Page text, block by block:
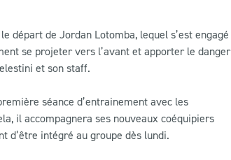
départ de Jordan Lotomba, lequel s’est engagé
se projeter vers l’avant et apporter le danger
et son staff.
séance d’entrainement avec les
il accompagnera ses nouveaux coéquipiers
d’être intégré au groupe dès lundi.